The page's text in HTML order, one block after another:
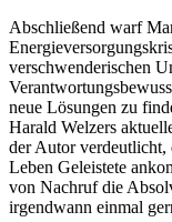
Abschließend warf
verschwenderischen
neue Lösungen zu
Harald Welzers
der Autor verdeutlicht,
Leben Geleistete
von Nachruf die
irgendwann einmal